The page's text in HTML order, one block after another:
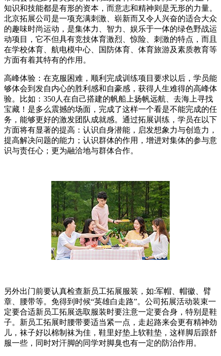
知识和技能都是有形的资本，而意志和精神则是无形的力量。
北京拓展公司是一项充满刺激、崭新而又令人兴奋的适合大众
的趣味时尚运动，是集体力、智力、娱乐于一体的绿色野战运
动项目，它不但具有竞技体育激烈、惊险、刺激的特点，而且
在学校体育、航电模中心、国防体育、体育旅游及素质教育等
方面有着其特有的作用。
高峰体验：在克服困难，顺利完成训练项目要求以后，学员能
够体会到发自内心的胜利感和自豪感，获得人生难得的高峰体
验。比如：350人在自己搭建的帆船上扬帆远航、去海上寻找
宝藏！是多么震撼的场面，完成了这样一个看是不能完成的任
务，能够更好的激发团队成就感。通过拓展训练，学员在以下
方面将有显著的提高：认识自身潜能，启发想象力与创造力，
提高解决问题的能力；认识群体的作用，增进对集体的参与意
识与责任心；更为融洽地与群体合作。
另外出门前要认真检查新员工拓展服装，如:军帽、帽徽、臂
章、腰带等。免得到时候“英雄白走路”。公司拓展活动装束一
定要合适新员工拓展选取服装时要注意一定要合身，特别是鞋
子。新员工拓展时腰带要适当紧一点，走起路来会更有精神劲
儿，袜子好以棉制袜为佳，鞋里好垫上软鞋垫，这样脚后跟舒
服一些，同时对汗脚的同学对脚臭也有一定的防治作用。